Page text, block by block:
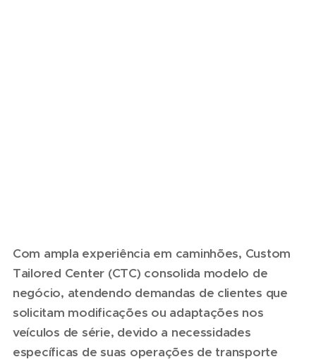
Com ampla experiência em caminhões, Custom
Tailored Center (CTC) consolida modelo de
negócio, atendendo demandas de clientes que
solicitam modificações ou adaptações nos
veículos de série, devido a necessidades
específicas de suas operações de transporte